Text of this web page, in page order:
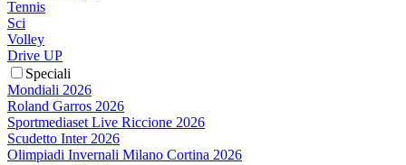
Tennis
Sci
Volley
Drive UP
Speciali
Mondiali 2026
Roland Garros 2026
Sportmediaset Live Riccione 2026
Scudetto Inter 2026
Olimpiadi Invernali Milano Cortina 2026